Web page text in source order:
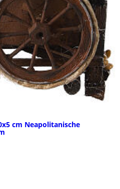
cm Neapolitanische